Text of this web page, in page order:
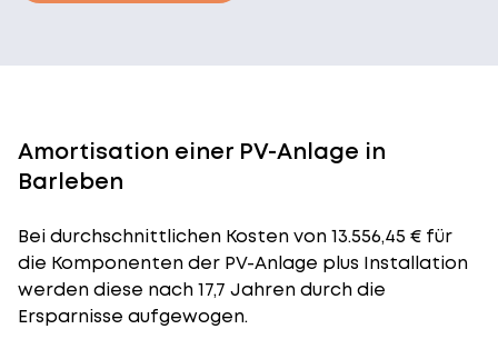
Amortisation einer PV-Anlage in
Barleben
Bei durchschnittlichen Kostenvon 13.556,45 € für
die Komponenten der PV-Anlage plus Installation
werden diese nach 17,7 Jahren durch die
Ersparnisse aufgewogen.